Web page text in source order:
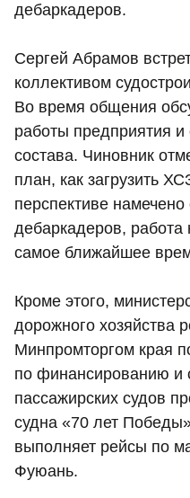
дебаркадеров.
Сергей Абрамов
коллективом
Во время общения
работы предприятия
состава. Чиновник
план, как загрузить
перспективе намечено
дебаркадеров, работа
самое ближайшее
Кроме этого,
дорожного хозяйства
Минпромторгом края
по финансированию и
пассажирских судов
судна «70 лет
выполняет рейсы по
Фуюань.